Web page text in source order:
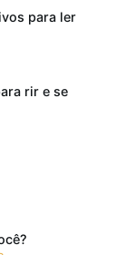
para ler
rir e se